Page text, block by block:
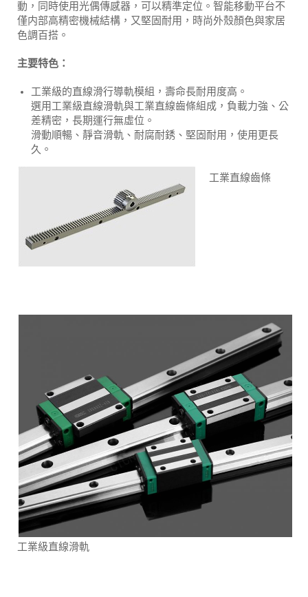
動，同時使用光偶傳感器，可以精準定位。智能移動平台不
僅内部高精密機械結構，又堅固耐用，時尚外殼顏色與家居
色調百搭。
主要特色：
工業級的直線滑行導軌模組，壽命長耐用度高。
選用工業級直線滑軌與工業直線齒條組成，負載力強、公
差精密，長期運行無虛位。
滑動順暢、靜音滑軌、耐腐耐銹、堅固耐用，使用更長
久。
工業直線齒條
工業級直線滑軌